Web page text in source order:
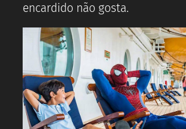
encardido não gosta.